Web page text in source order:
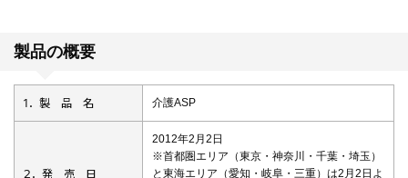
製品の概要
1．製 品 名 介護ASP
2．発 売 日
2012年2月2日
※首都圏エリア（東京・神奈川・千葉・埼玉）
と東海エリア（愛知・岐阜・三重）は2月2日よ